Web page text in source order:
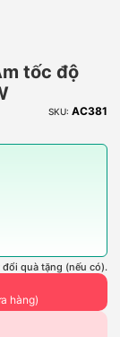
tốc độ
SKU: AC381
đổi quà tặng (nếu có).
hàng)